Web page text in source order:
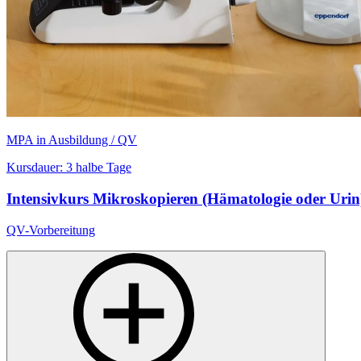
MPA in Ausbildung / QV
Kursdauer: 3 halbe Tage
Intensivkurs Mikroskopieren (Hämatologie oder
QV-Vorbereitung